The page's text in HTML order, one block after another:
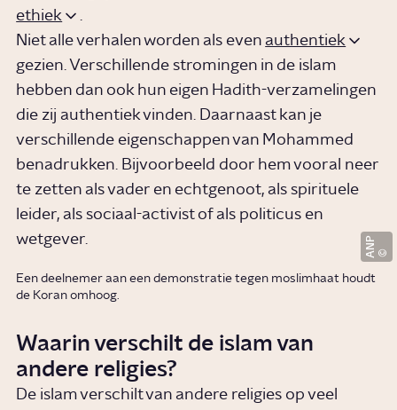
ethiek
.
Niet alle verhalen worden als evenauthentiek
gezien. Verschillende stromingen in de islam
hebben dan ook hun eigen Hadith-verzamelingen
die zij authentiek vinden. Daarnaast kan je
verschillende eigenschappen van Mohammed
benadrukken. Bijvoorbeeld door hem vooral neer
te zetten als vader en echtgenoot, als spirituele
leider, als sociaal-activist of als politicus en
wetgever.
ANP
Een deelnemer aan een demonstratie tegen moslimhaat houdt
de Koran omhoog.
Waarin verschilt de islam van
andere religies?
De islam verschilt van andere religies op veel